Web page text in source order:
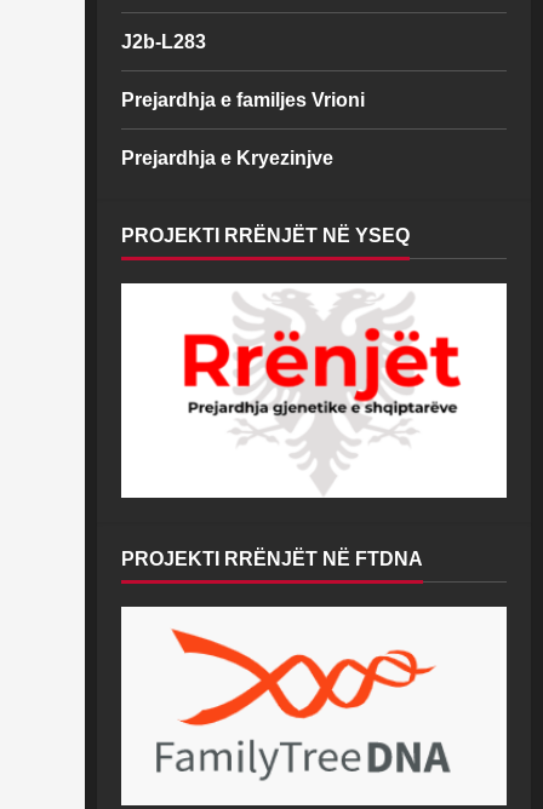
J2b-L283
Prejardhja e familjes Vrioni
Prejardhja e Kryezinjve
PROJEKTI RRËNJËT NË YSEQ
PROJEKTI RRËNJËT NË FTDNA